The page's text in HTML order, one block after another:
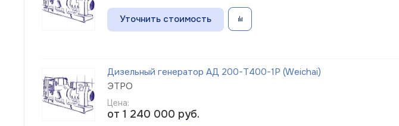
Уточнить стоимость
Дизельный генератор АД 200-Т400-1Р (Weichai)
ЭТРО
Цена:
от 1 240 000 руб.